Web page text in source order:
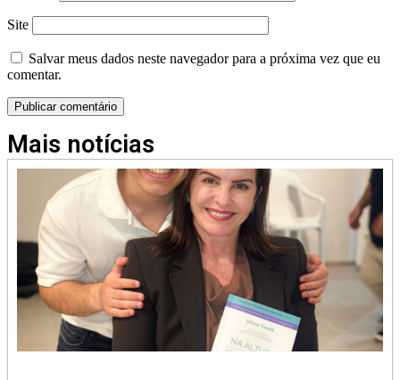
Site
Salvar meus dados neste navegador para a próxima vez que eu
comentar.
Mais notícias